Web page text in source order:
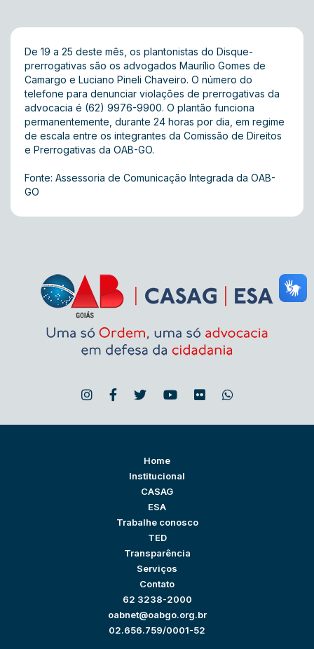
De 19 a 25 deste mês, os plantonistas do Disque-
prerrogativas são os advogados Maurílio Gomes de
Camargo e Luciano Pineli Chaveiro. O número do
telefone para denunciar violações de prerrogativas da
advocacia é (62) 9976-9900. O plantão funciona
permanentemente, durante 24 horas por dia, em regime
de escala entre os integrantes da Comissão de Direitos
e Prerrogativas da OAB-GO.
Fonte: Assessoria de Comunicação Integrada da OAB-
GO
Home
Institucional
CASAG
ESA
Trabalhe conosco
TED
Transparência
Serviços
Contato
62 3238-2000
oabnet@oabgo.org.br
02.656.759/0001-52